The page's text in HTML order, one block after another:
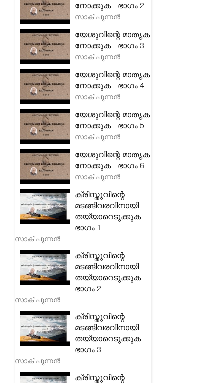
നോക്കുക - ഭാഗം 2
സാക് പുന്നൻ
യേശുവിന്റെ മാതൃക
നോക്കുക - ഭാഗം 3
സാക് പുന്നൻ
യേശുവിന്റെ മാതൃക
നോക്കുക - ഭാഗം 4
സാക് പുന്നൻ
യേശുവിന്റെ മാതൃക
നോക്കുക - ഭാഗം 5
സാക് പുന്നൻ
യേശുവിന്റെ മാതൃക
നോക്കുക - ഭാഗം 6
സാക് പുന്നൻ
ക്രിസ്തുവിന്റെ
മടങ്ങിവരവിനായി
തയ്യാറെടുക്കുക -
ഭാഗം 1
സാക് പുന്നൻ
ക്രിസ്തുവിന്റെ
മടങ്ങിവരവിനായി
തയ്യാറെടുക്കുക -
ഭാഗം 2
സാക് പുന്നൻ
ക്രിസ്തുവിന്റെ
മടങ്ങിവരവിനായി
തയ്യാറെടുക്കുക -
ഭാഗം 3
സാക് പുന്നൻ
ക്രിസ്തുവിന്റെ